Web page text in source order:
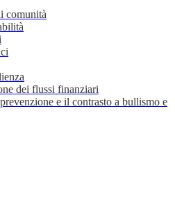
comunità
dei flussi finanziari
e il contrasto a bullismo e